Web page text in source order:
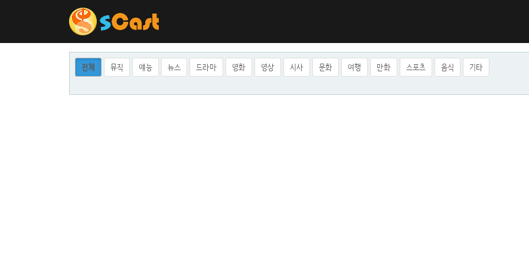
전체 뮤직 얘능 뉴스 드라마 영화 영상 시사 문화 여행 만화 스포츠 음식 기타